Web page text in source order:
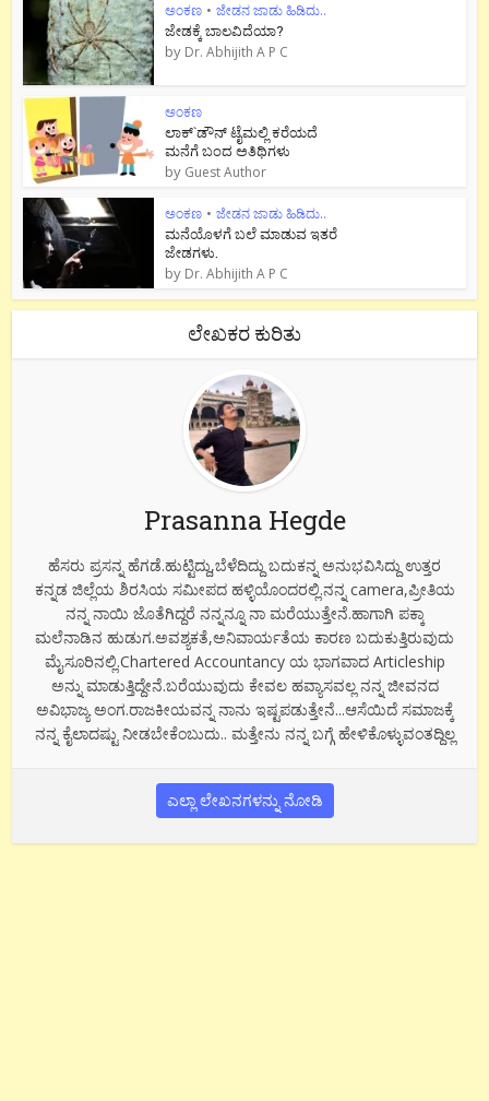
ಅಂಕಣ • ಜೇಡನ ಜಾಡು ಹಿಡಿದು..
ಜೇಡಕ್ಕೆ ಬಾಲವಿದೆಯಾ?
by Dr. Abhijith A P C
ಅಂಕಣ
ಲಾಕ್`ಡೌನ್ ಟೈಮಲ್ಲಿ ಕರೆಯದೆ
ಮನೆಗೆ ಬಂದ ಅತಿಥಿಗಳು
by Guest Author
ಅಂಕಣ • ಜೇಡನ ಜಾಡು ಹಿಡಿದು..
ಮನೆಯೊಳಗೆ ಬಲೆ ಮಾಡುವ ಇತರೆ
ಜೇಡಗಳು.
by Dr. Abhijith A P C
ಲೇಖಕರ ಕುರಿತು
Prasanna Hegde
ಹೆಸರು ಪ್ರಸನ್ನ ಹೆಗಡೆ.ಹುಟ್ಟಿದ್ದು,ಬೆಳೆದಿದ್ದು ಬದುಕನ್ನ ಅನುಭವಿಸಿದ್ದು ಉತ್ತರ
ಕನ್ನಡ ಜಿಲ್ಲೆಯ ಶಿರಸಿಯ ಸಮೀಪದ ಹಳ್ಳಿಯೊಂದರಲ್ಲಿ.ನನ್ನ camera,ಪ್ರೀತಿಯ
ನನ್ನ ನಾಯಿ ಜೊತೆಗಿದ್ದರೆ ನನ್ನನ್ನೂ ನಾ ಮರೆಯುತ್ತೇನೆ.ಹಾಗಾಗಿ ಪಕ್ಕಾ
ಮಲೆನಾಡಿನ ಹುಡುಗ.ಅವಶ್ಯಕತೆ,ಅನಿವಾರ್ಯತೆಯ ಕಾರಣ ಬದುಕುತ್ತಿರುವುದು
ಮೈಸೂರಿನಲ್ಲಿ.Chartered Accountancy ಯ ಭಾಗವಾದ Articleship
ಅನ್ನು ಮಾಡುತ್ತಿದ್ದೇನೆ.ಬರೆಯುವುದು ಕೇವಲ ಹವ್ಯಾಸವಲ್ಲ ನನ್ನ ಜೀವನದ
ಅವಿಭಾಜ್ಯ ಅಂಗ.ರಾಜಕೀಯವನ್ನ ನಾನು ಇಷ್ಟಪಡುತ್ತೇನೆ...ಆಸೆಯಿದೆ ಸಮಾಜಕ್ಕೆ
ನನ್ನ ಕೈಲಾದಷ್ಟು ನೀಡಬೇಕೆಂಬುದು.. ಮತ್ತೇನು ನನ್ನ ಬಗ್ಗೆ ಹೇಳಿಕೊಳ್ಳುವಂತದ್ದಿಲ್ಲ
ಎಲ್ಲಾ ಲೇಖನಗಳನ್ನು ನೋಡಿ